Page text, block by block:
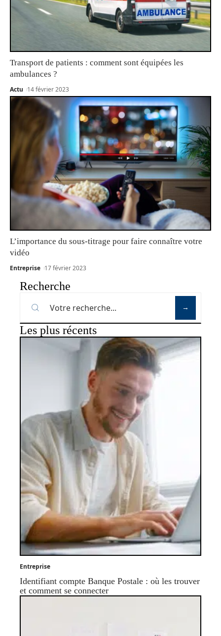
Transport de patients : comment sont équipées les
ambulances ?
Actu 14 février 2023
L’importance du sous-titrage pour faire connaître votre
vidéo
Entreprise 17 février 2023
Recherche
Les plus récents
Entreprise
Identifiant compte Banque Postale : où les trouver
et comment se connecter